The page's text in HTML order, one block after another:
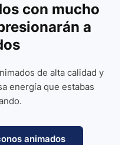
con mucho
a
de alta calidad y
energía que estabas
animados